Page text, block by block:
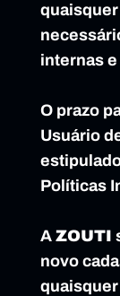
internas
O prazo
Usuário
Políticas
A ZOUTI
novo